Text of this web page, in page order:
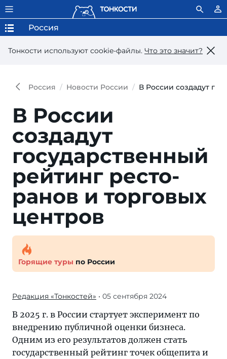
Тонкости используют сookie-файлы. Что это значит?
Россия
Россия Новости России В России создадут
В России
создадут
государст­венный
рейтинг ресто­
ранов и торго­вых
центров
Горящие туры по России
Редакция «Тонкостей» • 05 сентября 2024
В 2025 г. в России стартует эксперимент по
внедрению публичной оценки бизнеса.
Одним из его результатов должен стать
государственный рейтинг точек общепита и